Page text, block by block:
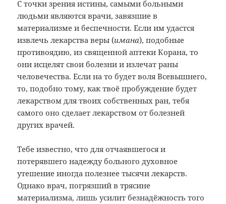
С точки зрения истины, самыми больными
людьми являются врачи, завязшие в
материализме и беспечности. Если им удастся
извлечь лекарства веры (имана), подобные
противоядию, из священной аптеки Корана, то
они исцелят свои болезни и излечат раны
человечества. Если на то будет воля Всевышнего,
то, подобно тому, как твоё пробуждение будет
лекарством для твоих собственных ран, тебя
самого оно сделает лекарством от болезней
других врачей.
Тебе известно, что для отчаявшегося и
потерявшего надежду больного духовное
утешение иногда полезнее тысячи лекарств.
Однако врач, погрязший в трясине
материализма, лишь усилит безнадёжность того